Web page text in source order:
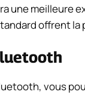
une meilleure
offrent
vous